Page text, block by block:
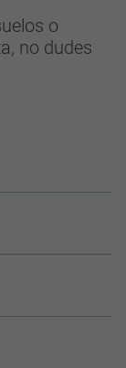
o
no dudes